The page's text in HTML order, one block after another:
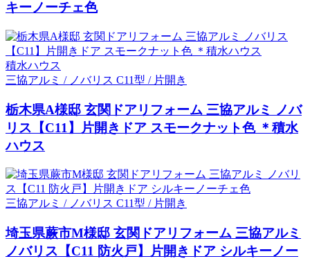
キーノーチェ色
積水ハウス
三協アルミ / ノバリス C11型 / 片開き
栃木県A様邸 玄関ドアリフォーム 三協アルミ ノバ
リス【C11】片開きドア スモークナット色 ＊積水
ハウス
三協アルミ / ノバリス C11型 / 片開き
埼玉県蕨市M様邸 玄関ドアリフォーム 三協アルミ
ノバリス【C11 防火戸】片開きドア シルキーノー